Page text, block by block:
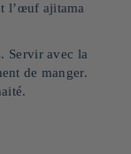
l’œuf ajitama
Servir avec la
de manger.